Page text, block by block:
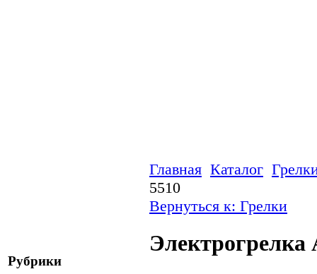
Рубрики
Главная Каталог
5510
Вернуться к: Грелки
Электрогрелка